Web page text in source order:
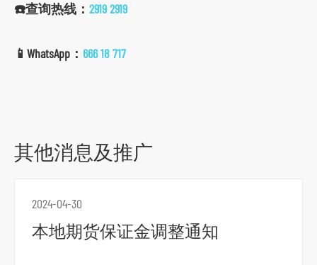
☎️查询热线： 2919 2919
📱WhatsApp： 666 18 717
其他消息及推广
2024-04-30
本地期货保证金调整通知